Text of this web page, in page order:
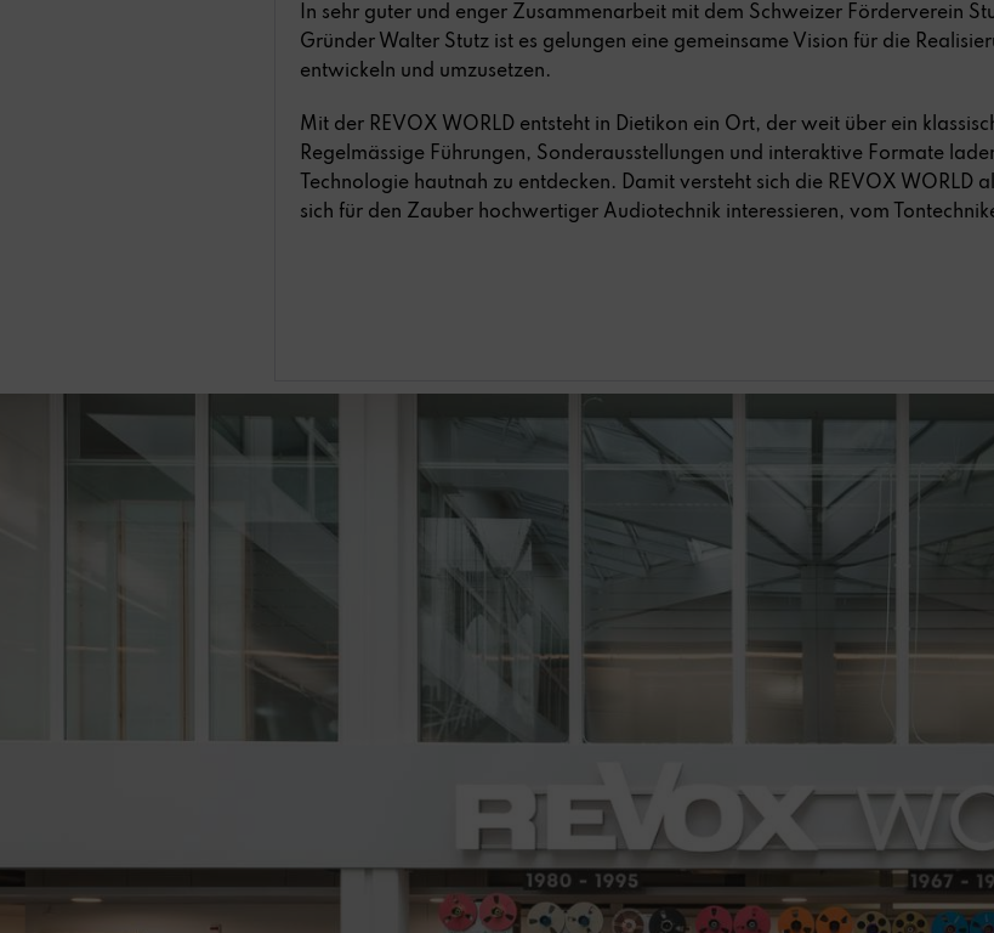
In sehr guter und enger Zusammenarbeit mit dem Schweizer Förderverein
Gründer Walter Stutz ist es gelungen eine gemeinsame Vision für die
entwickeln und umzusetzen.
Mit der REVOX WORLD entsteht in Dietikon ein Ort, der weit über ein
Regelmässige Führungen, Sonderausstellungen und interaktive Formate
Technologie hautnah zu entdecken. Damit versteht sich die REVOX WORLD
sich für den Zauber hochwertiger Audiotechnik interessieren, vom